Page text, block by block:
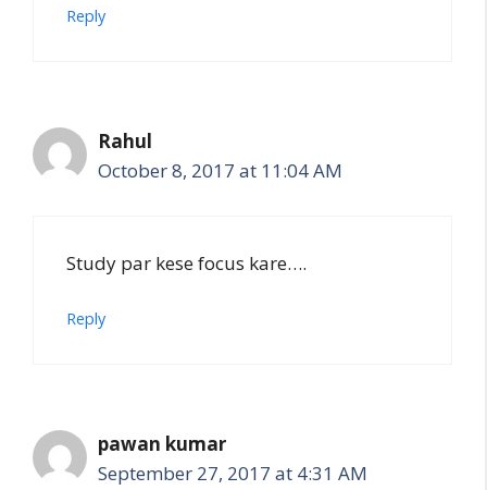
Reply
Rahul
October 8, 2017 at 11:04 AM
Study par kese focus kare….
Reply
pawan kumar
September 27, 2017 at 4:31 AM